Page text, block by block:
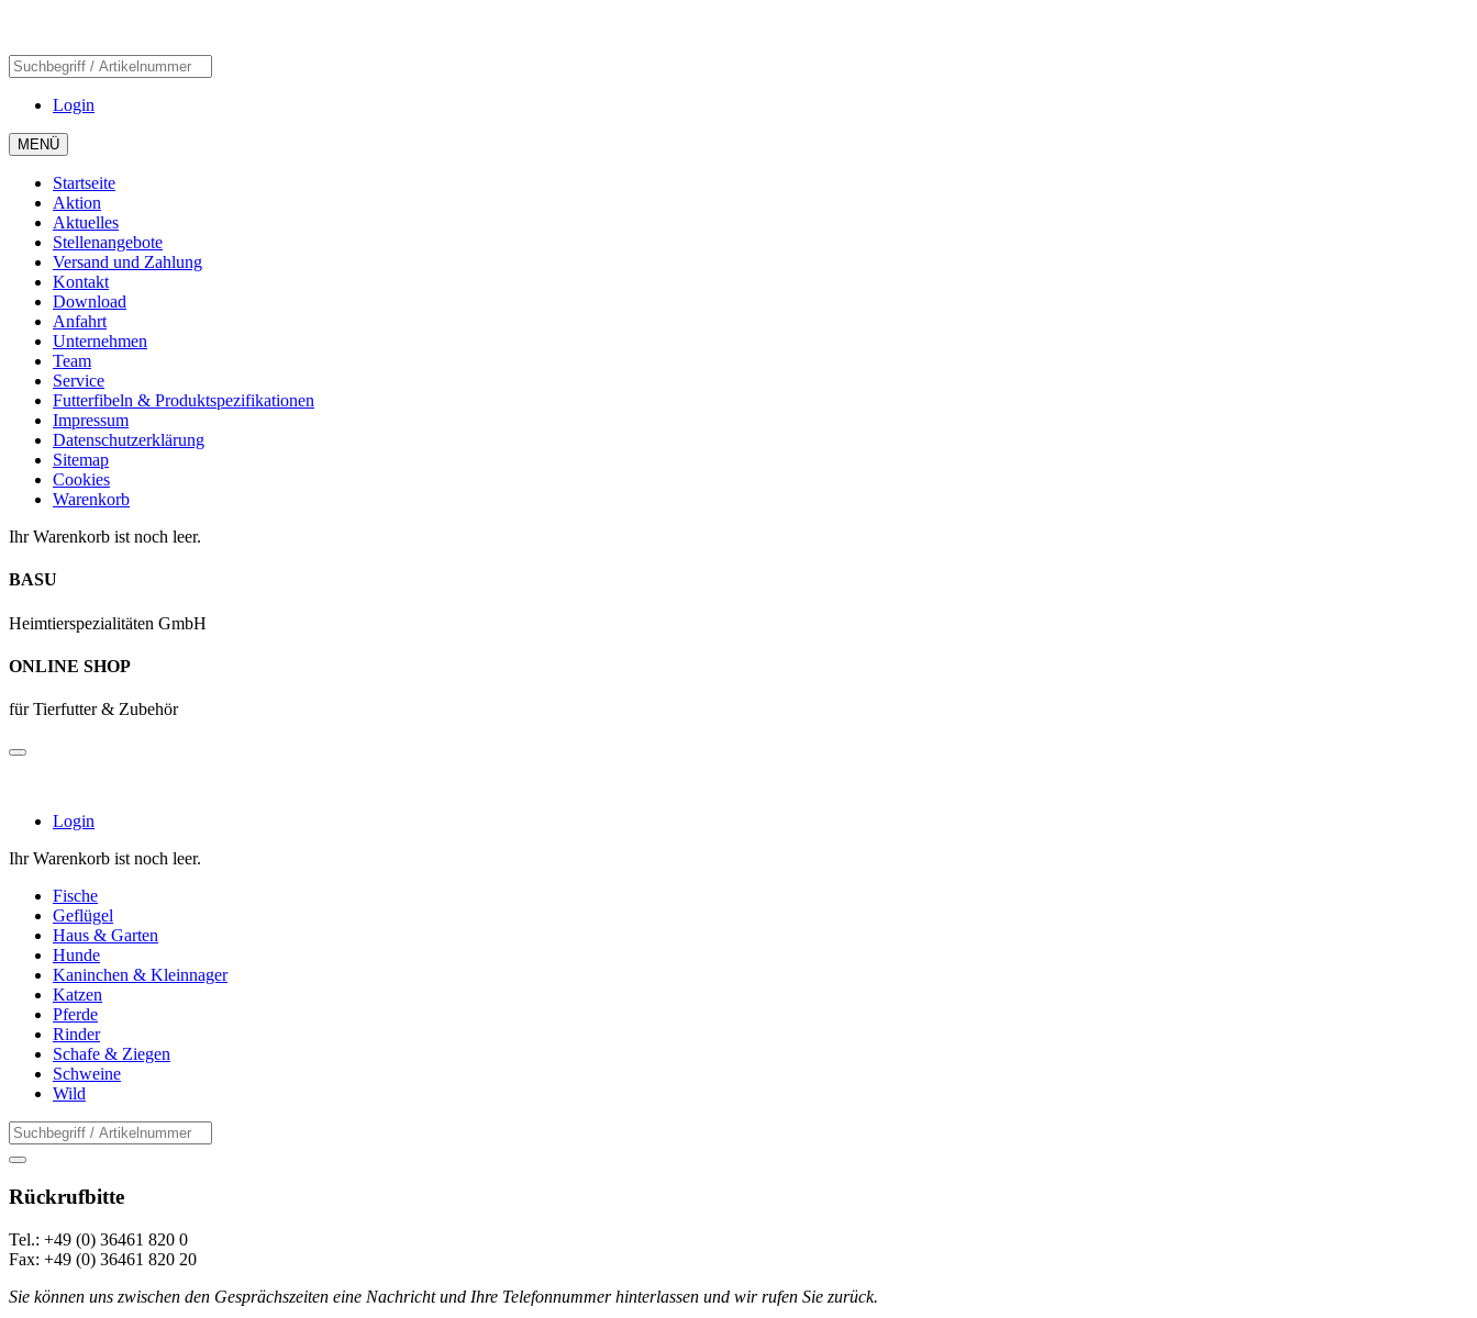
Login
MENÜ
Startseite
Aktion
Aktuelles
Stellenangebote
Versand und Zahlung
Kontakt
Download
Anfahrt
Unternehmen
Team
Service
Futterfibeln & Produktspezifikationen
Impressum
Datenschutzerklärung
Sitemap
Cookies
Warenkorb
Ihr Warenkorb ist noch leer.
BASU
Heimtierspezialitäten GmbH
ONLINE SHOP
für Tierfutter & Zubehör
Login
Ihr Warenkorb ist noch leer.
Fische
Geflügel
Haus & Garten
Hunde
Kaninchen & Kleinnager
Katzen
Pferde
Rinder
Schafe & Ziegen
Schweine
Wild
Rückrufbitte
Tel.: +49 (0) 36461 820 0
Fax: +49 (0) 36461 820 20
Sie können uns zwischen den Gesprächszeiten eine Nachricht und Ihre Telefonnummer hinterlassen und wir rufen Sie zurück.